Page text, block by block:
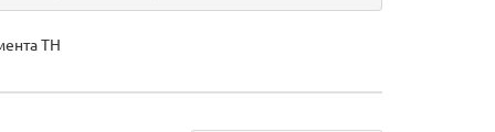
TH